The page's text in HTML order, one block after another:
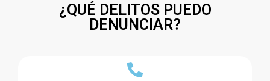
¿QUÉ DELITOS PUEDO
DENUNCIAR?